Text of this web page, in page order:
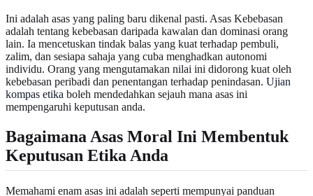
Ini adalah asas yang paling baru dikenal pasti. Asas Kebebasan
adalah tentang kebebasan daripada kawalan dan dominasi orang
lain. Ia mencetuskan tindak balas yang kuat terhadap pembuli,
zalim, dan sesiapa sahaja yang cuba menghadkan autonomi
individu. Orang yang mengutamakan nilai ini didorong kuat oleh
kebebasan peribadi dan penentangan terhadap penindasan. Ujian
kompas etika boleh mendedahkan sejauh mana asas ini
mempengaruhi keputusan anda.
Bagaimana Asas Moral Ini Membentuk
Keputusan Etika Anda
Memahami enam asas ini adalah seperti mempunyai panduan